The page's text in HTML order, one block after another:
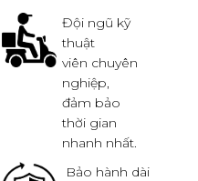
Đội ngũ kỹ
thuật
viên chuyên
nghiệp,
đảm bảo
thời gian
nhanh nhất.
Bảo hành dài